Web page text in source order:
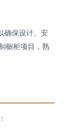
确保设计、安
橱柜项目，熟